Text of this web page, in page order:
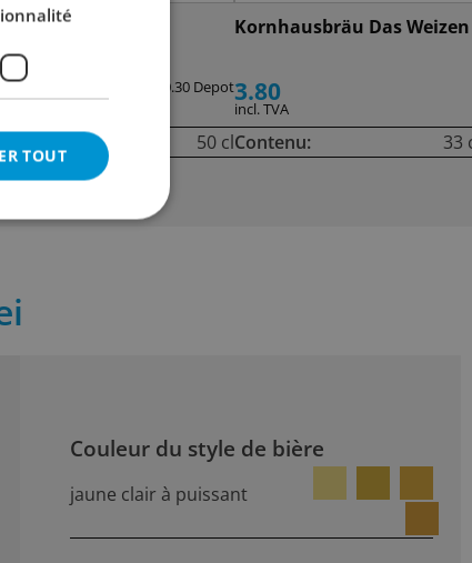
Weissbier
alkoholfrei
+ 0.30 Depot
50 cl
Kornhausbräu Das Weizen
3.80
incl. TVA
Contenu: 33
Couleur du style de bière
jaune clair à puissant
TOUT